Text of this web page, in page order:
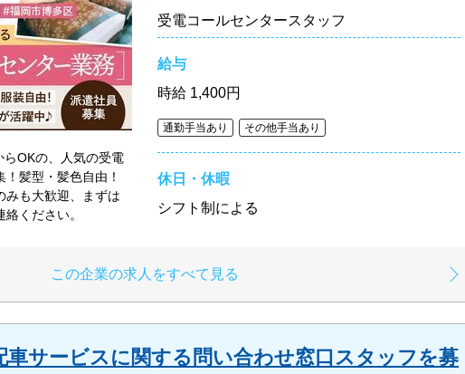
OKの、人気の受電
髪型・髪色自由！
みも大歓迎、まずは
ください。
受電コールセンタースタッフ
給与
時給 1,400円
通勤手当あり その他手当あり
休日・休暇
シフト制による
この企業の求人をすべて見る
⾞サービスに関する問い合わせ窓⼝スタッフを募